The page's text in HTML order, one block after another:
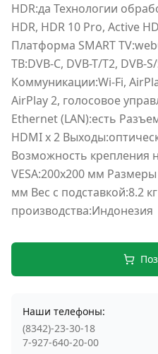
HDR:да Технологии
HDR, HDR 10 Pro, Active
Платформа SMART
ТВ:DVB-C, DVB-T/T2,
Коммуникации:Wi-Fi,
AirPlay 2, голосовое
Ethernet (LAN):есть
HDMI х 2
Возможность крепления
VESA:200x200 мм
мм Вес с подставкой:8.2
производства:Индонезия
Наши телефоны:
(8342)-23-30-18
7-927-640-20-00